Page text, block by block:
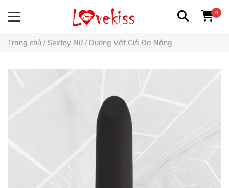
0
Trang chủ / Sextoy Nữ/ Dương Vật Giả Đa Năng